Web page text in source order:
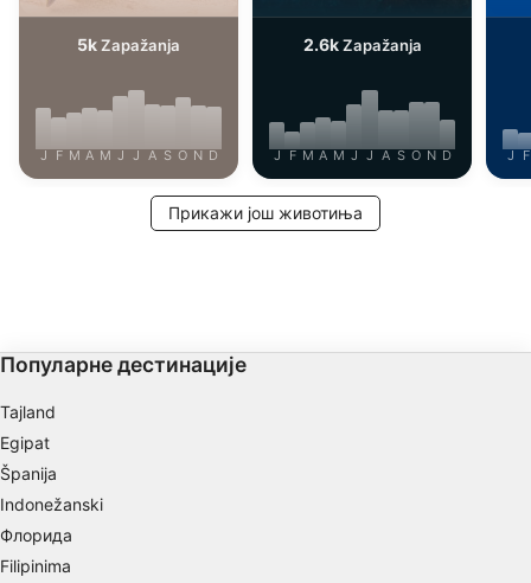
5kZapažanja
J F M A M J J A S O N D
2.6kZapažanja
J F M A M J J A S O N D J F
Прикажи још животиња
Популарне дестинације
Tajland
Egipat
Španija
Indonežanski
Флорида
Filipinima